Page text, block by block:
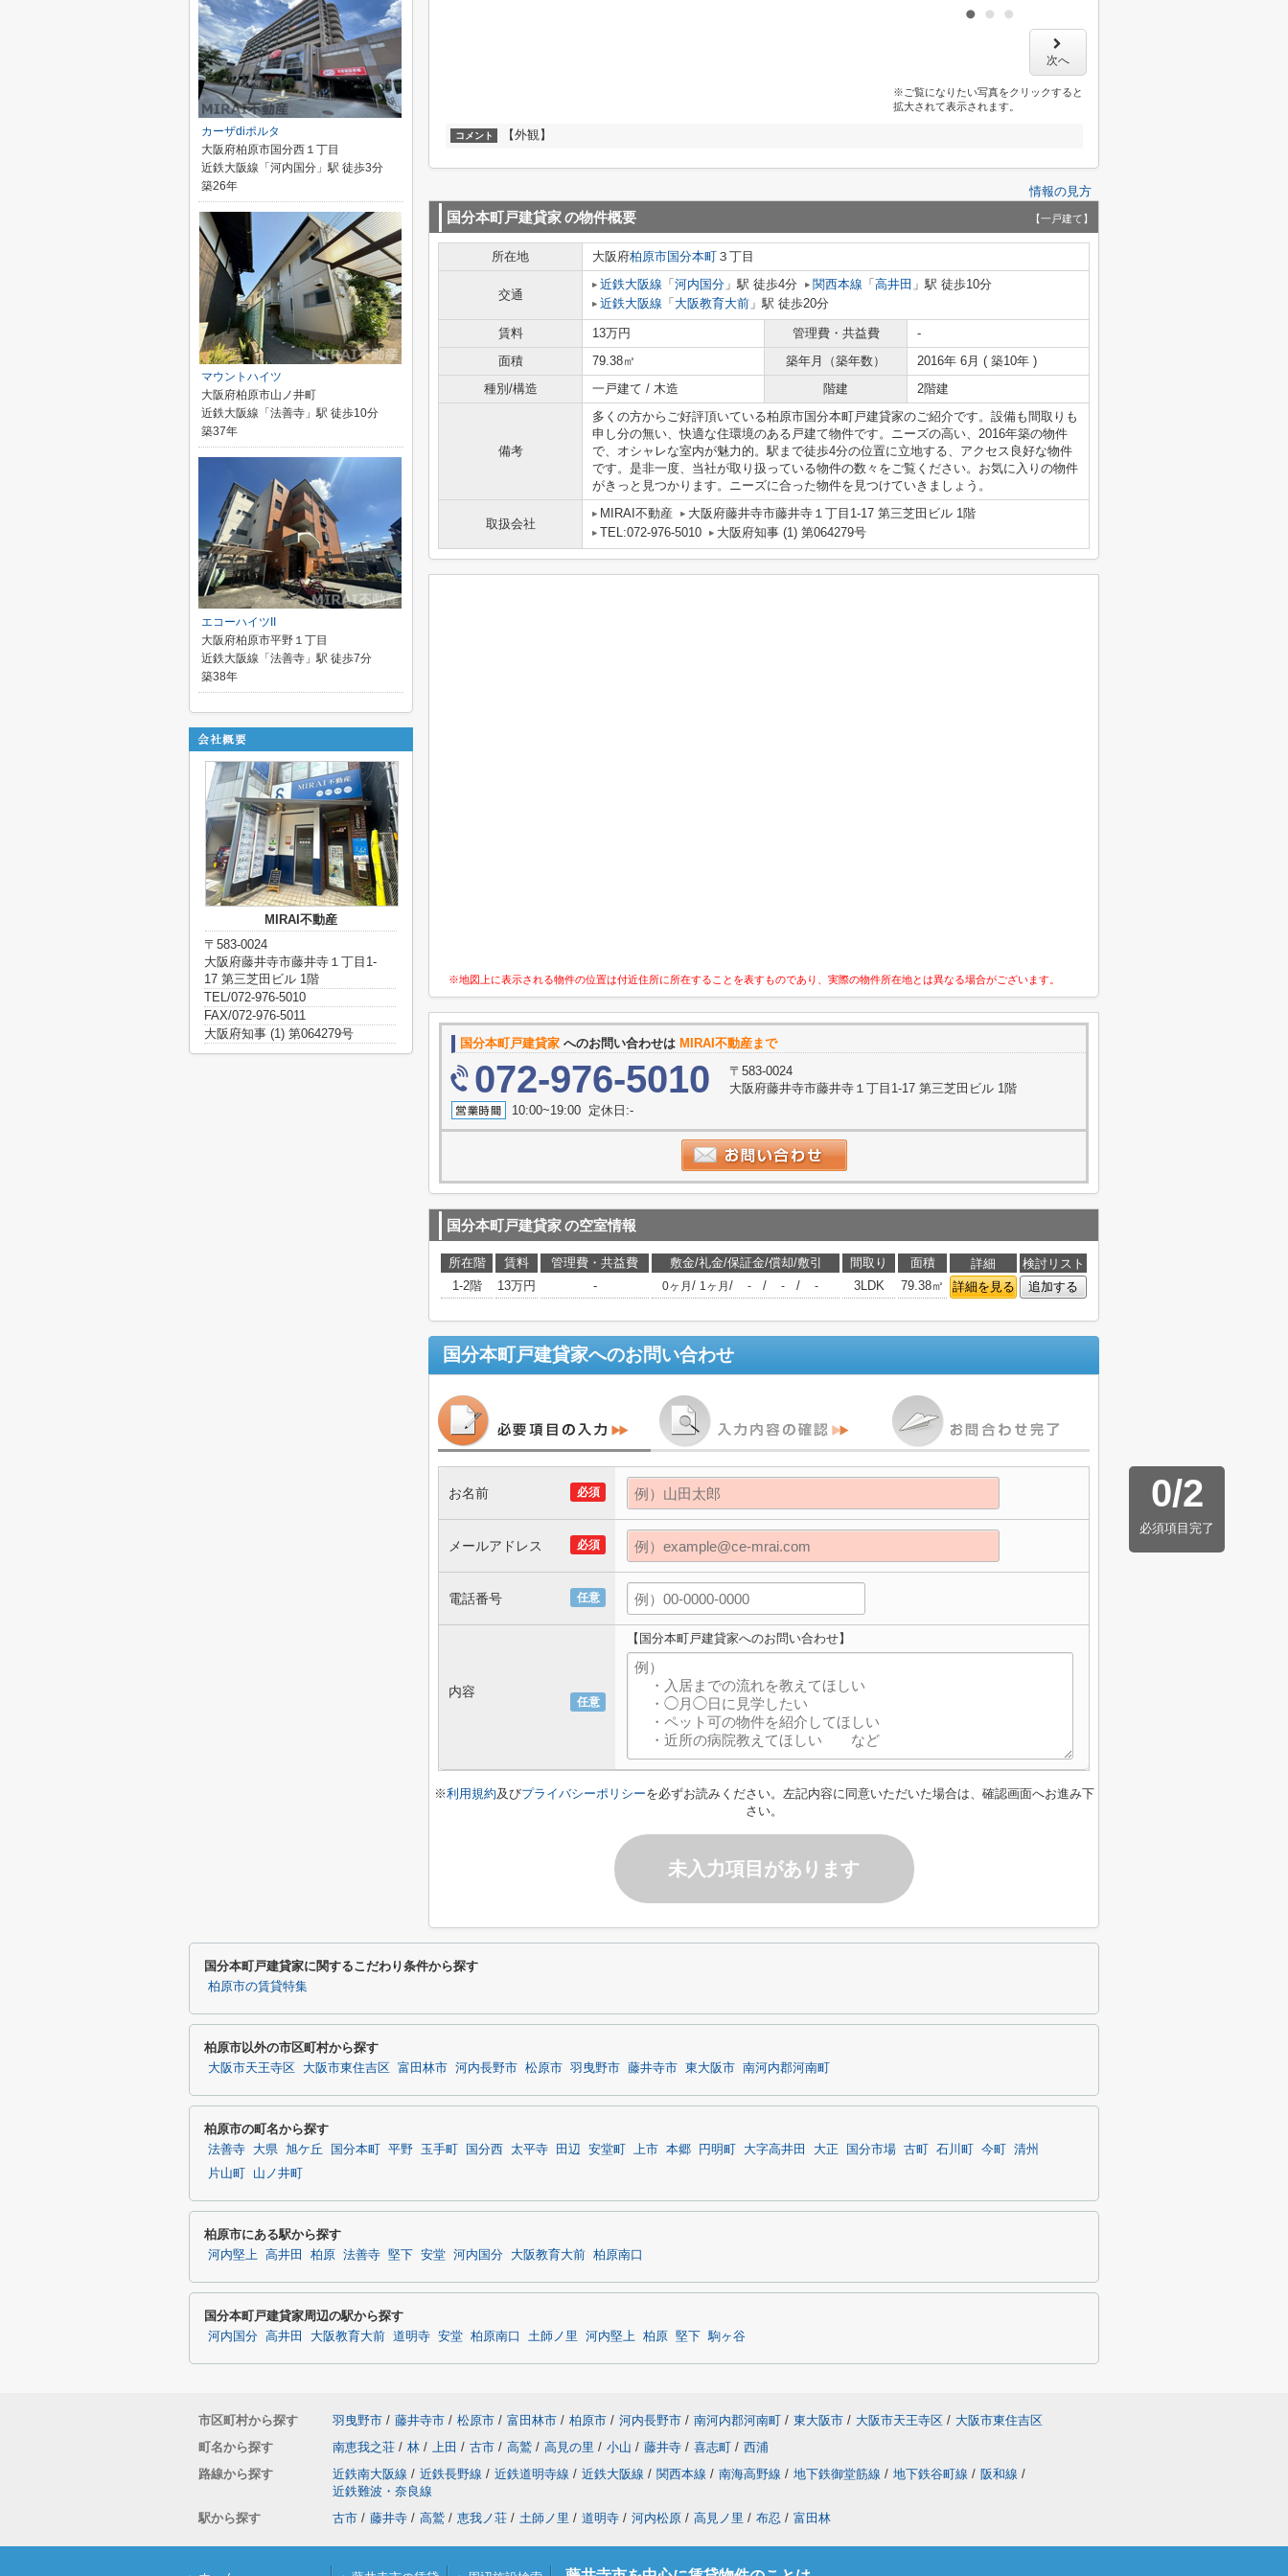
次へ
※ご覧になりたい写真をクリックすると
拡大されて表示されます。
コメント 【外観】
情報の見方
国分本町戸建貸家の物件概要 【一戸建て】
所在地 大阪府柏原市国分本町 ３丁目
交通
近鉄大阪線 「 河内国分 」駅 徒歩4分 関西本線 「 高井田 」駅 徒歩10分
近鉄大阪線 「 大阪教育大前 」駅 徒歩20分
賃料 13万円 管理費・共益費
-
面積
79.38㎡ 築年月（築年数）
2016年 6月 ( 築10年 )
種別/構造
一戸建て / 木造 階建 2階建
備考
多くの方からご好評頂いている柏原市国分本町戸建貸家のご紹介です。設備も間取りも
申し分の無い、快適な住環境のある戸建て物件です。ニーズの高い、2016年築の物件
で、オシャレな室内が魅力的。駅まで徒歩4分の位置に立地する、アクセス良好な物件
です。是非一度、当社が取り扱っている物件の数々をご覧ください。お気に入りの物件
がきっと見つかります。ニーズに合った物件を見つけていきましょう。
取扱会社
MIRAI不動産
大阪府藤井寺市藤井寺１丁目1-17 第三芝田ビル 1階
TEL:072-976-5010
大阪府知事 (1) 第064279号
※地図上に表示される物件の位置は付近住所に所在することを表すものであり、実際の物件所在地とは異なる場合がございます。
国分本町戸建貸家 へのお問い合わせは MIRAI不動産まで
072-976-5010
〒583-0024
大阪府藤井寺市藤井寺１丁目1-17 第三芝田ビル 1階
10:00~19:00 定休日:-
国分本町戸建貸家の空室情報
所在階 賃料 管理費・共益費 敷金/礼金/保証金/償却/敷引 間取り 面積 詳細
検討リスト
1-2階
13万円 - 0ヶ月 / 1ヶ月 / - / - / - 3LDK 79.38㎡ 詳細を見る 追加する
国分本町戸建貸家へのお問い合わせ
0/2
必須項目完了
必須
お名前
必須
メールアドレス
任意
電話番号
任意
内容
【国分本町戸建貸家へのお問い合わせ】
※利用規約及びプライバシーポリシーを必ずお読みください。左記内容に同意いただいた場合は、確認画面へお進み下
さい。
未入力項目があります
カーザdiポルタ
大阪府柏原市国分西１丁目
近鉄大阪線「河内国分」駅 徒歩3分
築26年
マウントハイツ
大阪府柏原市山ノ井町
近鉄大阪線「法善寺」駅 徒歩10分
築37年
エコーハイツII
大阪府柏原市平野１丁目
近鉄大阪線「法善寺」駅 徒歩7分
築38年
MIRAI不動産
〒583-0024
大阪府藤井寺市藤井寺１丁目1-
17 第三芝田ビル 1階
TEL/072-976-5010
FAX/072-976-5011
大阪府知事 (1) 第064279号
国分本町戸建貸家に関するこだわり条件から探す
柏原市の賃貸特集
柏原市以外の市区町村から探す
大阪市天王寺区 大阪市東住吉区 富田林市 河内長野市 松原市 羽曳野市 藤井寺市 東大阪市 南河内郡河南町
柏原市の町名から探す
法善寺 大県 旭ケ丘 国分本町 平野 玉手町 国分西 太平寺 田辺 安堂町 上市 本郷 円明町 大字高井田 大正 国分市場 古町 石川町 今町
清州
片山町
山ノ井町
柏原市にある駅から探す
河内堅上 高井田 柏原 法善寺 堅下 安堂 河内国分 大阪教育大前 柏原南口
国分本町戸建貸家周辺の駅から探す
河内国分 高井田 大阪教育大前 道明寺 安堂 柏原南口 土師ノ里 河内堅上 柏原 堅下 駒ヶ谷
市区町村から探す 羽曳野市 / 藤井寺市 / 松原市 / 富田林市 / 柏原市 / 河内長野市 / 南河内郡河南町 / 東大阪市 / 大阪市天王寺区 / 大阪市東住吉区
町名から探す
南恵我之荘 / 林 / 上田 / 古市 / 高鷲 / 高見の里 / 小山 / 藤井寺 / 喜志町 / 西浦
路線から探す
近鉄南大阪線 / 近鉄長野線 / 近鉄道明寺線 / 近鉄大阪線 / 関西本線 / 南海高野線 / 地下鉄御堂筋線 / 地下鉄谷町線 / 阪和線 /
近鉄難波・奈良線
駅から探す
古市 / 藤井寺 / 高鷲 / 恵我ノ荘 / 土師ノ里 / 道明寺 / 河内松原 / 高見ノ里 / 布忍 / 富田林